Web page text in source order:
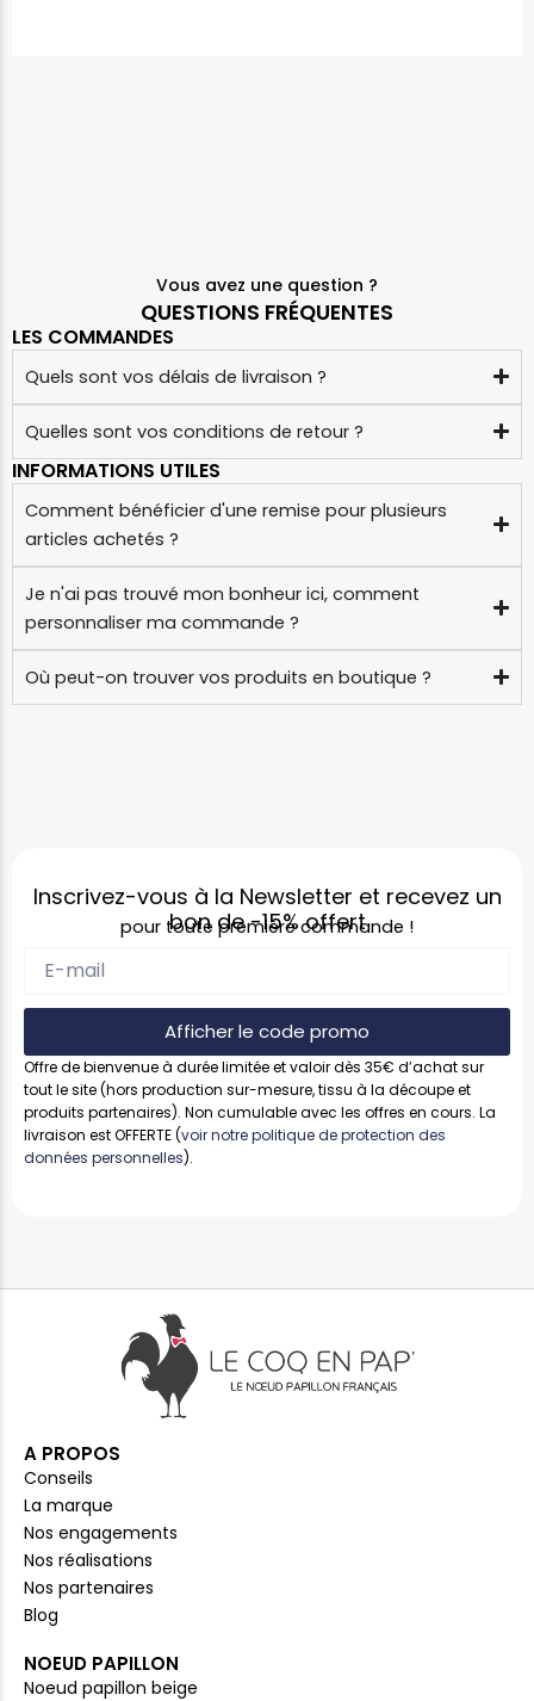
Vous avez une question ?
QUESTIONS FRÉQUENTES
LES COMMANDES
Quels sont vos délais de livraison ?
Quelles sont vos conditions de retour ?
INFORMATIONS UTILES
Comment bénéficier d'une remise pour plusieurs
articles achetés ?
Je n'ai pas trouvé mon bonheur ici, comment
personnaliser ma commande ?
Où peut-on trouver vos produits en boutique ?
Inscrivez-vous à la Newsletter et recevez un
bon de -15% offert
pour toute première commande !
Afficher le code promo
Offre de bienvenue à durée limitée et valoir dès 35€ d’achat sur
tout le site (hors production sur-mesure, tissu à la découpe et
produits partenaires). Non cumulable avec les offres en cours. La
livraison est OFFERTE (voir notre politique de protection des
données personnelles).
A PROPOS
Conseils
La marque
Nos engagements
Nos réalisations
Nos partenaires
Blog
NOEUD PAPILLON
Noeud papillon beige